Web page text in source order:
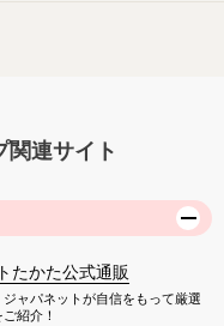
関連サイト
たかた公式通販
ャパネットが自信をもって厳選
紹介！